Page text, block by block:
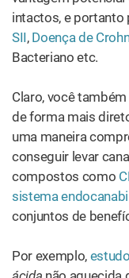
da fome, a
de células
os sublinguais.
sprays feitos com
cannabis e óleo
intuído, as tinturas
ou seja, mantidas
A partir de 2019,
populares do que
verdadeiro do que
previsão é atingir